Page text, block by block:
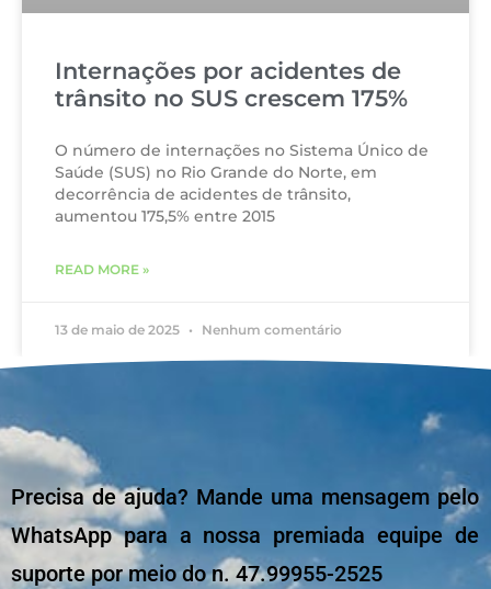
Internações por acidentes de
trânsito no SUS crescem 175%
O número de internações no Sistema Único de
Saúde (SUS) no Rio Grande do Norte, em
decorrência de acidentes de trânsito,
aumentou 175,5% entre 2015
READ MORE »
13 de maio de 2025 Nenhum comentário
Precisa de ajuda? Mande uma mensagem pelo
WhatsApp para a nossa premiada equipe de
suporte por meio do n. 47.99955-2525